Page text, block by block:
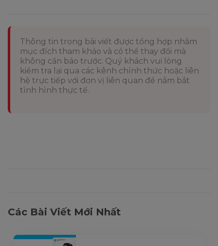
Thông tin trong bài viết được tổng hợp nhằm
mục đích tham khảo và có thể thay đổi mà
không cần báo trước. Quý khách vui lòng
kiểm tra lại qua các kênh chính thức hoặc liên
hệ trực tiếp với đơn vị liên quan để nắm bắt
tình hình thực tế.
Các Bài Viết Mới Nhất